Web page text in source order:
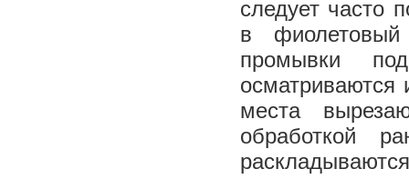
следует часто
в
промывки
осматриваются
места
обработкой